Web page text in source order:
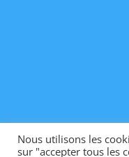
Nous utilisons les
sur "accepter tous les